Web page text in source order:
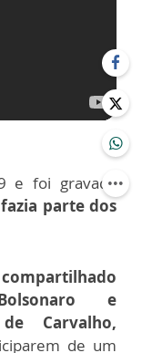
e foi gravada
parte dos
e
Carvalho,
de um